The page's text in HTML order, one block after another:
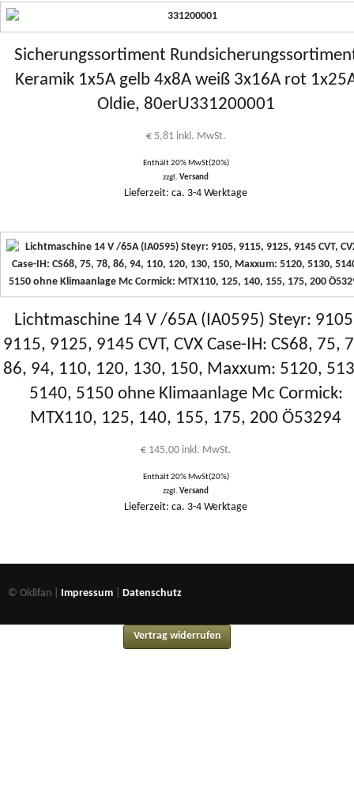
Sicherungssortiment
Keramik 1x5A gelb 4x8A weiß 3x16A rot
Oldie, 80erU331200001
€5,81 inkl. MwSt.
Enthält 20% MwSt(20%)
zzgl.Versand
Lieferzeit: ca. 3-4 Werktage
Lichtmaschine 14 V /65A (IA0595) Steyr:
9115, 9125, 9145 CVT, CVX Case-IH: CS68, 75,
86, 94, 110, 120, 130, 150, Maxxum: 5120,
5140, 5150 ohne Klimaanlage Mc Cormick:
MTX110, 125, 140, 155, 175, 200 Ö53294
€145,00 inkl. MwSt.
Enthält 20% MwSt(20%)
zzgl.Versand
Lieferzeit: ca. 3-4 Werktage
© Oldifan | Impressum Datenschutz
Vertrag widerrufen